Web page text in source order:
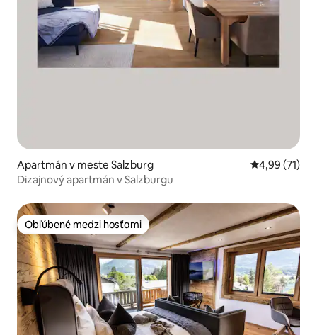
Apartmán v meste Salzburg Priemerné
4,99 (71)
Dizajnový apartmán v Salzburgu
Obľúbené medzi hosťami
Obľúbené medzi hosťami